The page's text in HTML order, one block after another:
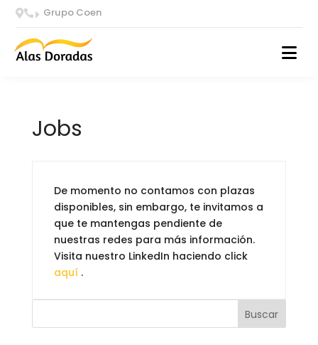
E Grupo Coen
Jobs
De momento no contamos con plazas
disponibles, sin embargo, te invitamos a
que te mantengas pendiente de
nuestras redes para más información.
Visita nuestro LinkedIn haciendo click
aquí .
Buscar